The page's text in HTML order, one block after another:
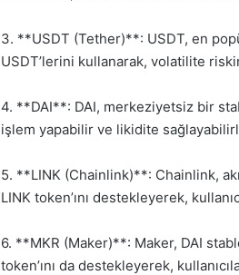
3. **USDT (Tether)**: USDT, en
USDT’lerini kullanarak, volatilite
4. **DAI**: DAI, merkeziyetsiz bir
işlem yapabilir ve likidite
5. **LINK (Chainlink)**: Chainlink,
LINK token’ını destekleyerek,
6. **MKR (Maker)**: Maker, DAI
token’ını da destekleyerek,